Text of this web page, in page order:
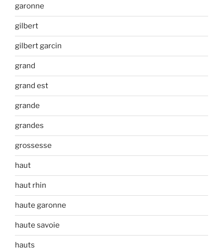
garonne
gilbert
gilbert garcin
grand
grand est
grande
grandes
grossesse
haut
haut rhin
haute garonne
haute savoie
hauts